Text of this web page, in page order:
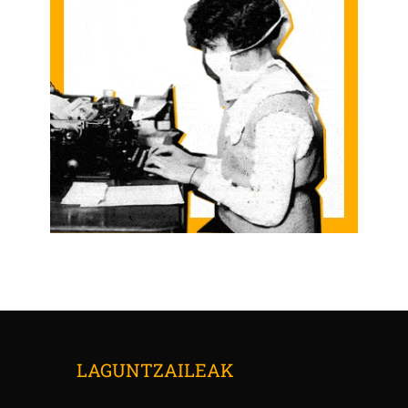
LAGUNTZAILEAK